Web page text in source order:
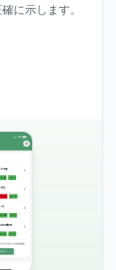
に示します。